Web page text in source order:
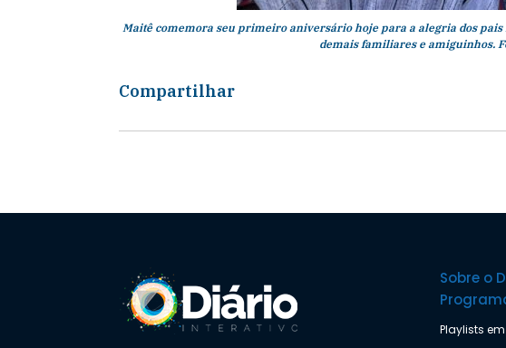
Maitê comemora seu primeiro aniversário hoje para a alegria dos pais
demais familiares e amiguinhos.
Compartilhar
Sobre o
Playlists